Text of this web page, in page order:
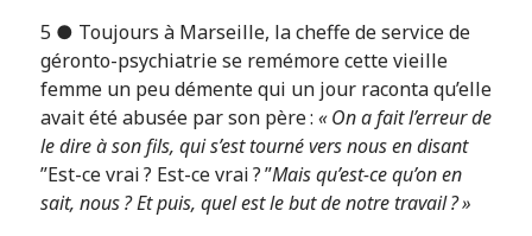
5 ● Toujours à Marseille, la cheffe de service de
géronto-psychiatrie se remémore cette vieille
femme un peu démente qui un jour raconta qu’elle
avait été abusée par son père : « On a fait l’erreur de
le dire à son fils, qui s’est tourné vers nous en disant
”Est-ce vrai ? Est-ce vrai ? ”Mais qu’est-ce qu’on en
sait, nous ? Et puis, quel est le but de notre travail ? »